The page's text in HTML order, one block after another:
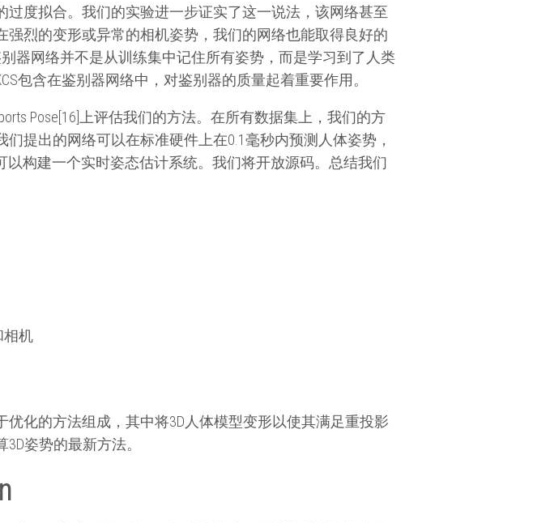
度拟合。我们的实验进一步证实了这一说法，该网络甚至
烈的变形或异常的相机姿势，我们的网络也能取得良好的
器网络并不是从训练集中记住所有姿势，而是学习到了人类
包含在鉴别器网络中，对鉴别器的质量起着重要作用。
Pose[16]上评估我们的方法。在所有数据集上，我们的方
提出的网络可以在标准硬件上在0.1毫秒内预测人体姿势，
以构建一个实时姿态估计系统。我们将开放源码。总结我们
相机
化的方法组成，其中将3D人体模型变形以使其满足重投影
姿势的最新方法。